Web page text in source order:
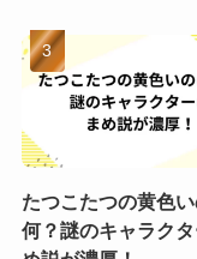
たつこたつの黄色
何？謎のキャラクタ